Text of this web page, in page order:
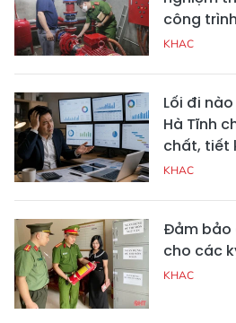
công
KHAC
Lối đi
Hà Tĩnh
chất, tiết
KHAC
Đảm bảo
cho các
KHAC